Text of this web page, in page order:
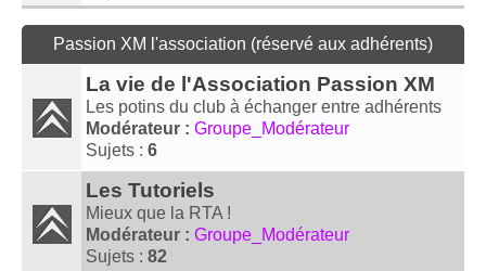
Passion XM l'association (réservé aux adhérents)
La vie de l'Association Passion XM
Les potins du club à échanger entre adhérents
Modérateur : Groupe_Modérateur
Sujets : 6
Les Tutoriels
Mieux que la RTA !
Modérateur : Groupe_Modérateur
Sujets : 82